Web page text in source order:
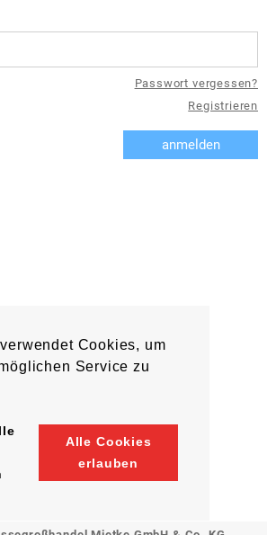
Cookies, um
Service zu
Alle Cookies
erlauben
Passwort vergessen?
Registrieren
anmelden